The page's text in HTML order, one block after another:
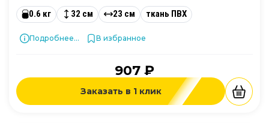
0.6 кг 32 см 23 см ткань ПВХ
Подробнее... В избранное
907 ₽
Заказать в 1 клик